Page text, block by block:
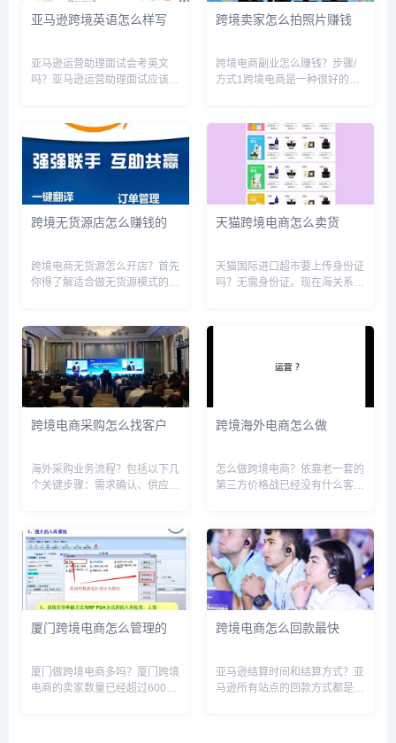
亚马逊跨境英语怎么样写
亚马逊运营助理面试会考英文
吗？亚马逊运营助理面试应该不
的问题的，如果美国亚马逊公司
当然要考英文，因为你是在美国
工作，上班，那当然，会语言也
跨境卖家怎么拍照片赚钱
跨境电商副业怎么赚钱？步骤/
方式1跨境电商是一种很好的副
跨境电商平台如亚马逊、
ebay、速卖通等，可以购买到
外国的优质商品。可以在这些平
跨境无货源店怎么赚钱的
跨境电商无货源怎么开店？首先
你得了解适合做无货源模式的几
马逊的，如果想做亚马逊的话，
打算自己做的话，准备投入多少
资金，亚马逊店铺运营中一些常
见的...
天猫跨境电商怎么卖货
天猫国际进口超市要上传身份证
吗？无需身份证。现在海关系统
成付款即可忽略。 天猫国际海
跨境电商采购怎么找客户
海外采购业务流程？包括以下几
个关键步骤：需求确认、供应商
量控制、售后服务等。在需求确
认阶段，确定采购物品的规格和
数量。筛选供应商时需考虑信
誉、质...
跨境海外电商怎么做
怎么做跨境电商？依靠老一套的
第三方价格战已经没有什么客观
的。独立站，简单的说，就是品
牌商建设的具有销售功能的官方
网站。相对于第三方平台，独立
站的优...
厦门跨境电商怎么管理的
厦门做跨境电商多吗？厦门跨境
电商的卖家数量已经超过6000
跨境电商怎么回款最快
亚马逊结算时间和结算方式？亚
马逊所有站点的回款方式都是一